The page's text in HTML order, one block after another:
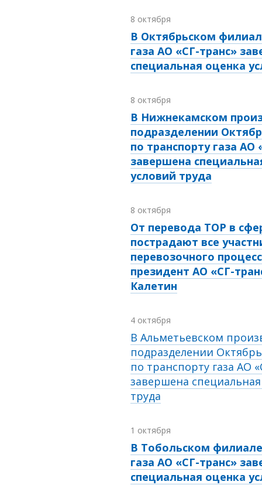
8 октября
В Октябрьском
газа АО «СГ-транс»
специальная оценка
8 октября
В Нижнекамском
подразделении
по транспорту газа АО
завершена
условий труда
8 октября
От перевода ТОР в
пострадают все
перевозочного
президент АО «СГ-
Калетин
4 октября
В Альметьевском
подразделении
по транспорту газа АО
завершена
труда
1 октября
В Тобольском
газа АО «СГ-транс»
специальная оценка